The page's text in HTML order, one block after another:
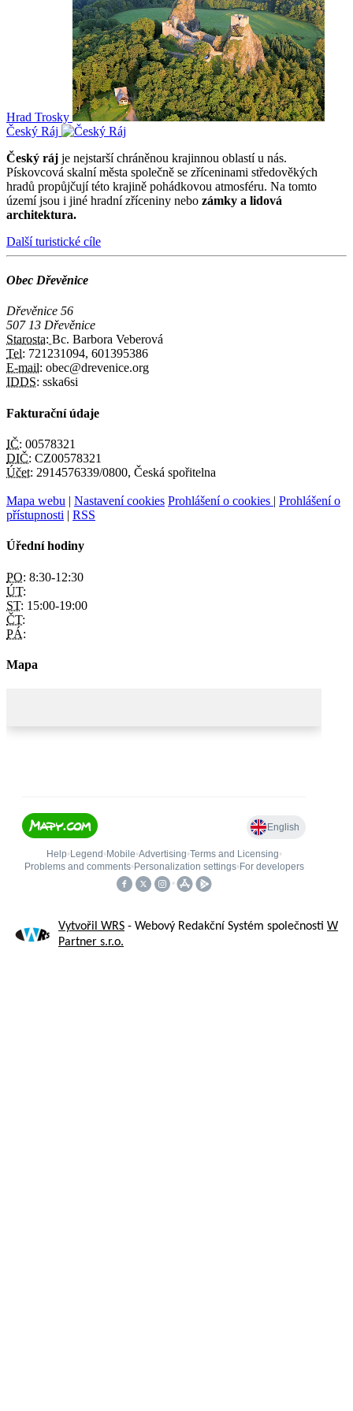
Hrad Trosky
Český Ráj
Český ráj je nejstarší chráněnou krajinnou oblastí u nás.
Pískovcová skalní města společně se zříceninami středověkých
hradů propůjčují této krajině pohádkovou atmosféru. Na tomto
území jsou i jiné hradní zříceniny nebo zámky a lidová
architektura.
Další turistické cíle
Obec Dřevěnice
Dřevěnice 56
507 13 Dřevěnice
Starosta: Bc. Barbora Veberová
Tel: 721231094, 601395386
E-mail: obec@drevenice.org
IDDS: sska6si
Fakturační údaje
IČ: 00578321
DIČ: CZ00578321
Účet: 2914576339/0800, Česká spořitelna
Mapa webu | Nastavení cookies Prohlášení o cookies | Prohlášení o
přístupnosti | RSS
Úřední hodiny
PO: 8:30-12:30
ÚT:
ST: 15:00-19:00
ČT:
PÁ:
Mapa
Vytvořil WRS - Webový Redakční Systém společnosti W
Partner s.r.o.